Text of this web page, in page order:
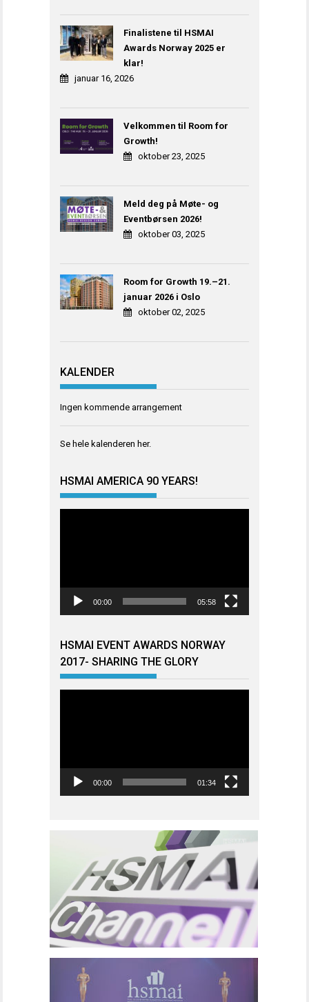
Finalistene til HSMAI
Awards Norway 2025 er
klar!
januar 16, 2026
Velkommen til Room for
Growth!
oktober 23, 2025
Meld deg på Møte- og
Eventbørsen 2026!
oktober 03, 2025
Room for Growth 19.–21.
januar 2026 i Oslo
oktober 02, 2025
KALENDER
Ingen kommende arrangement
Se hele kalenderen her.
HSMAI AMERICA 90 YEARS!
00:00 05:58
HSMAI EVENT AWARDS NORWAY
2017- SHARING THE GLORY
00:00 01:34